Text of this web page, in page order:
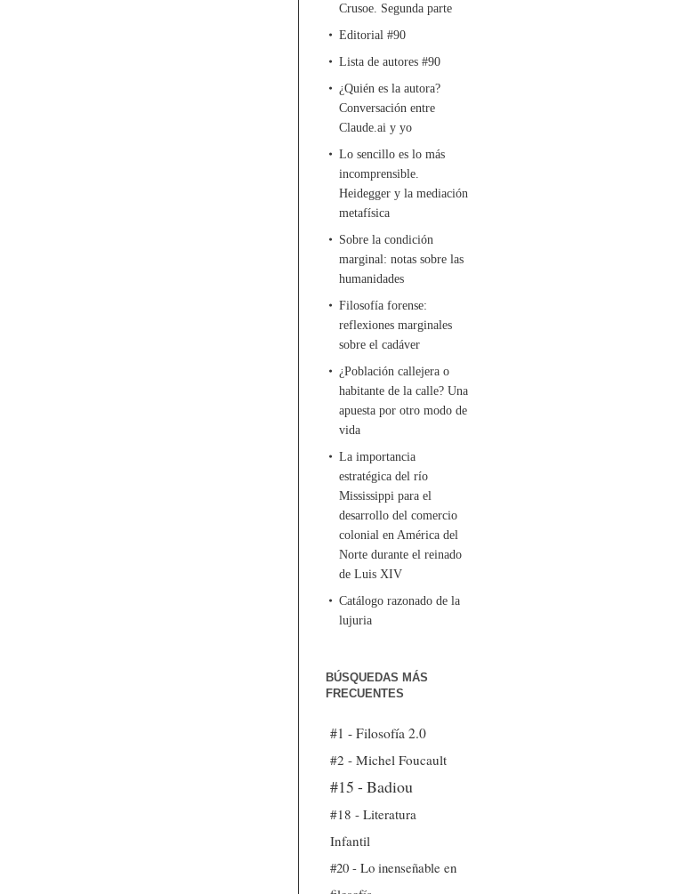
Crusoe. Segunda parte
Editorial #90
Lista de autores #90
¿Quién es la autora?
Conversación entre
Claude.ai y yo
Lo sencillo es lo más
incomprensible.
Heidegger y la mediación
metafísica
Sobre la condición
marginal: notas sobre las
humanidades
Filosofía forense:
reflexiones marginales
sobre el cadáver
¿Población callejera o
habitante de la calle? Una
apuesta por otro modo de
vida
La importancia
estratégica del río
Mississippi para el
desarrollo del comercio
colonial en América del
Norte durante el reinado
de Luis XIV
Catálogo razonado de la
lujuria
BÚSQUEDAS MÁS
FRECUENTES
#1 - Filosofía 2.0
#2 - Michel Foucault
#15 - Badiou
#18 - Literatura
Infantil
#20 - Lo inenseñable en